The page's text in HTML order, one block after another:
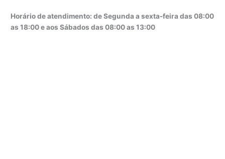
Horário de atendimento: de Segunda a sexta-feira das 08:00
as 18:00 e aos Sábados das 08:00 as 13:00